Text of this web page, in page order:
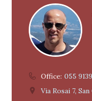
Office: 055
Via Rosai 7,